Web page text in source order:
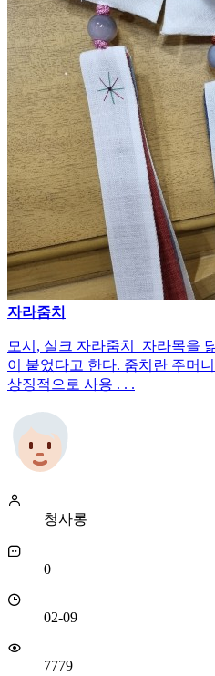
자라줌치
모시, 실크 자라줌치 자라목을
이 붙었다고 한다. 줌치란 주머
상징적으로 사용 . . .
청사롱
0
02-09
7779